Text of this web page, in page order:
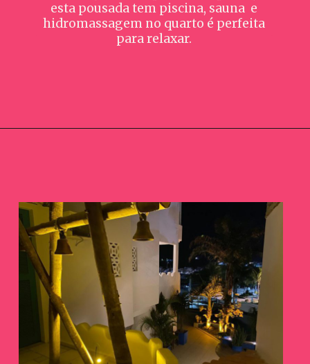
esta pousada tem piscina, sauna e
hidromassagem no quarto é perfeita
para relaxar.